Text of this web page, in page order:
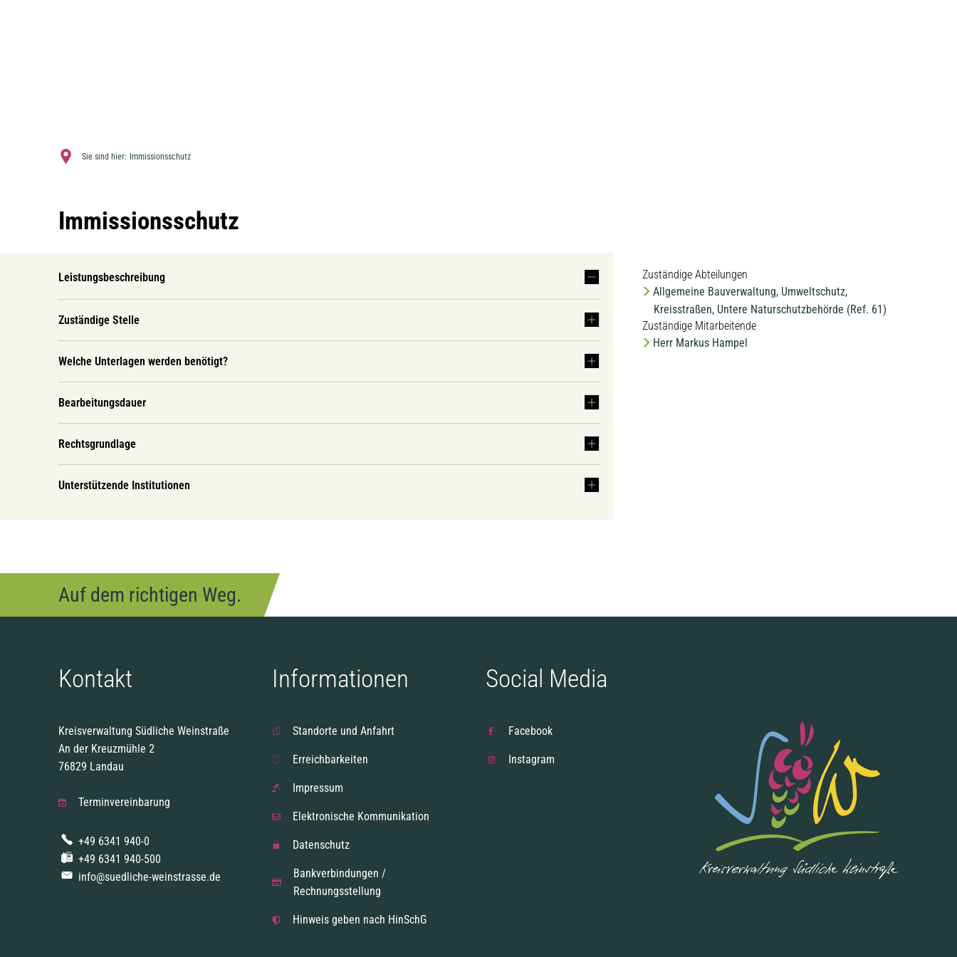
Sie sind hier: Immissionsschutz
Immissionsschutz
Leistungsbeschreibung
Zuständige Stelle
Welche Unterlagen werden benötigt?
Bearbeitungsdauer
Rechtsgrundlage
Unterstützende Institutionen
Zuständige Abteilungen
Allgemeine Bauverwaltung, Umweltschutz,
Kreisstraßen, Untere Naturschutzbehörde (Ref. 61)
Zuständige Mitarbeitende
Herr Markus Hampel
Auf dem richtigen Weg.
Kontakt
Kreisverwaltung Südliche Weinstraße
An der Kreuzmühle 2
76829 Landau
Terminvereinbarung
+49 6341 940-0
+49 6341 940-500
info@suedliche-weinstrasse.de
Informationen
Standorte und Anfahrt
Erreichbarkeiten
Impressum
Elektronische Kommunikation
Datenschutz
Bankverbindungen /
Rechnungsstellung
Hinweis geben nach HinSchG
Social Media
Facebook
Instagram